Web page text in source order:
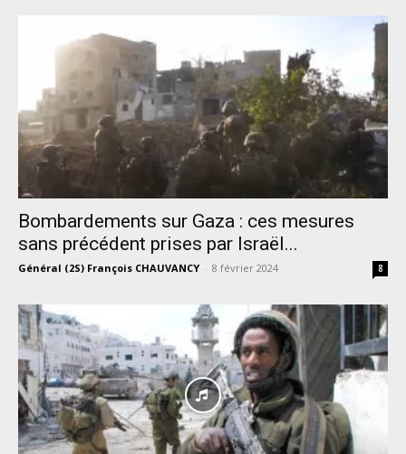
Bombardements sur Gaza : ces mesures
sans précédent prises par Israël...
Général (2S) François CHAUVANCY - 8 février 2024 8